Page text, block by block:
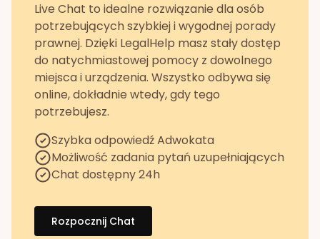
Live Chat to idealne rozwiązanie dla osób
potrzebujących szybkiej i wygodnej porady
prawnej. Dzięki LegalHelp masz stały dostęp
do natychmiastowej pomocy z dowolnego
miejsca i urządzenia. Wszystko odbywa się
online, dokładnie wtedy, gdy tego
potrzebujesz.
Szybka odpowiedź Adwokata
Możliwość zadania pytań uzupełniających
Chat dostępny 24h
Rozpocznij Chat